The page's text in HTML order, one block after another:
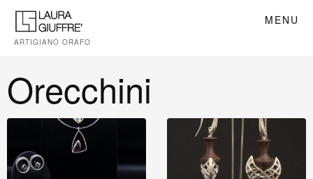
ARTIGIANO ORAFO
MENU
Orecchini